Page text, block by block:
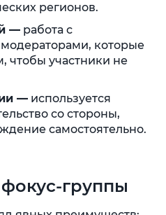
регионов.
— работа с
которые
чтобы участники не
— используется
со стороны,
самостоятельно.
группы